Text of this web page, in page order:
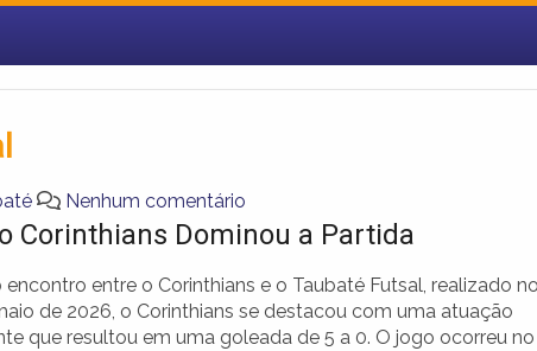
Nenhum comentário
Corinthians Dominou a Partida
encontro entre o Corinthians e o Taubaté Futsal, realizado
de 2026, o Corinthians se destacou com uma atuação
que resultou em uma goleada de 5 a 0. O jogo ocorreu no